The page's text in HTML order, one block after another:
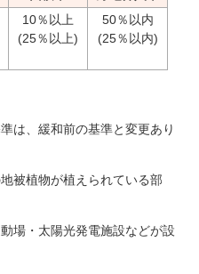
10％以上
(25％以上)
50％以内
(25％以内)
は、緩和前の基準と変更あり
被植物が植えられている部
場・太陽光発電施設などが設